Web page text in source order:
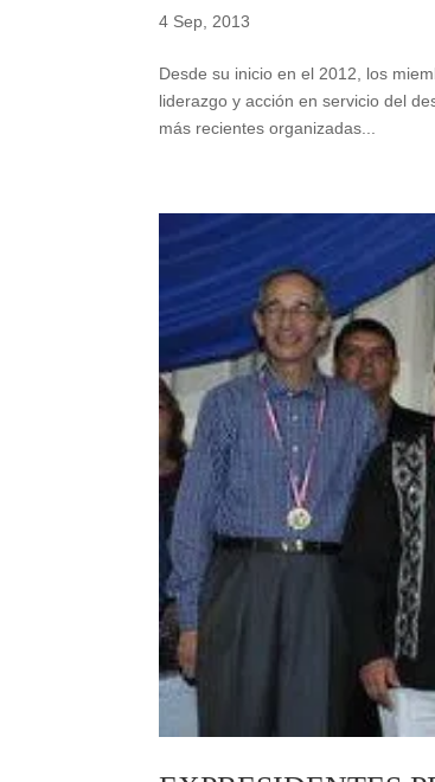
4 Sep, 2013
Desde su inicio en el 2012, los
liderazgo y acción en servicio del
más recientes organizadas...